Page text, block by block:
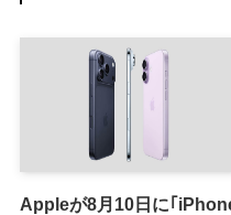
Appleが8月10日に｢